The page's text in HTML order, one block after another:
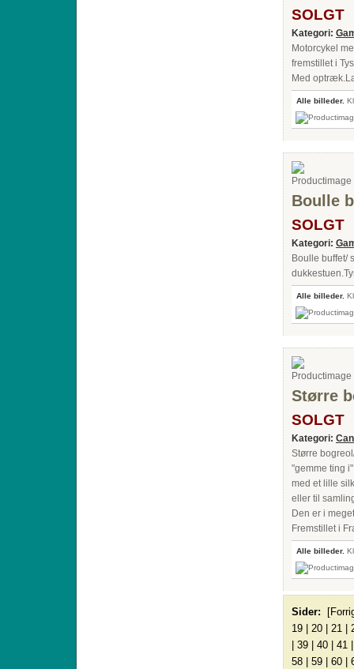
SOLGT
Kategori:
Motorcykel
fremstillet i
Med
Alle billeder.
Boulle
SOLGT
Kategori:
Boulle buffet/
Alle billeder.
Større
SOLGT
Kategori:
Større
"gemme ting
med et lille
eller til
Den er i
Fremstillet i
Alle billeder.
Sider:
19
20 21
39 40 41
58
59 60